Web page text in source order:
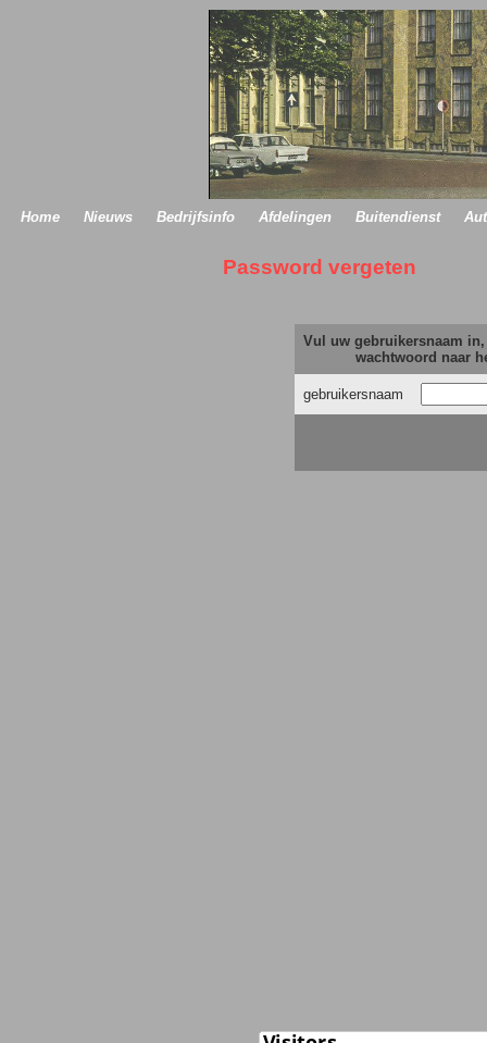
Home Nieuws Bedrijfsinfo Afdelingen Buitendienst
Password vergeten
Vul uw gebruikersnaam
wachtwoord naar
gebruikersnaam